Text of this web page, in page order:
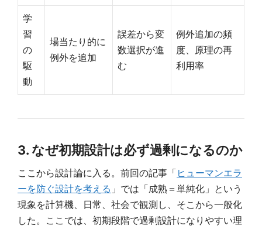
学
習
の
駆
動
場当たり的に
例外を追加
誤差から変
数選択が進
む
例外追加の頻
度、原理の再
利用率
3. なぜ初期設計は必ず過剰になるのか
ここから設計論に入る。前回の記事「 ヒューマンエラ
ーを防ぐ設計を考える 」では「成熟＝単純化」という
現象を計算機、日常、社会で観測し、そこから一般化
した。ここでは、初期段階で過剰設計になりやすい理